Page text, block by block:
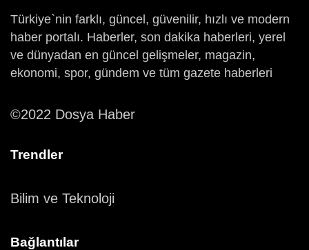
Türkiye`nin farklı, güncel, güvenilir, hızlı ve modern
haber portalı. Haberler, son dakika haberleri, yerel
ve dünyadan en güncel gelişmeler, magazin,
ekonomi, spor, gündem ve tüm gazete haberleri
©2022 Dosya Haber
Trendler
Bilim ve Teknoloji
Bağlantılar